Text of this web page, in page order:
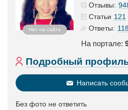
Нет на сайте
Отзывы:
Статьи 121
Ответы:
На портале:
Подробный
Написать
Без фото не ответить